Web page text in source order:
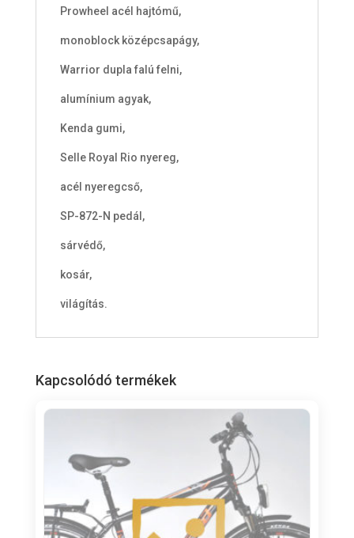
Prowheel acél hajtómű,
monoblock középcsapágy,
Warrior dupla falú felni,
alumínium agyak,
Kenda gumi,
Selle Royal Rio nyereg,
acél nyeregcső,
SP-872-N pedál,
sárvédő,
kosár,
világítás.
Kapcsolódó termékek